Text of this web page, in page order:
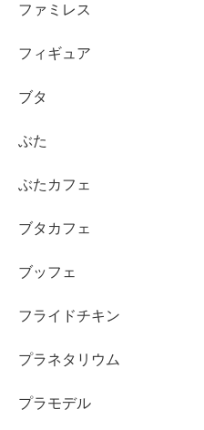
ファミレス
フィギュア
ブタ
ぶた
ぶたカフェ
ブタカフェ
ブッフェ
フライドチキン
プラネタリウム
プラモデル